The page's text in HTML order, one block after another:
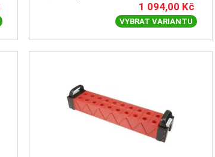
1 094,00 Kč
VYBRAT VARIANTU